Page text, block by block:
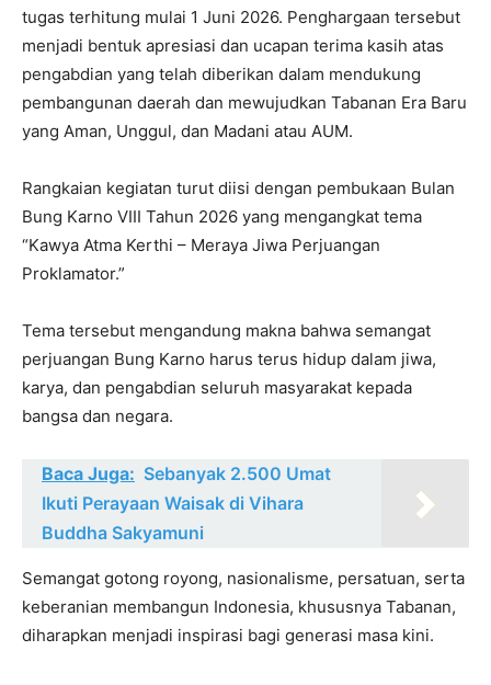
tugas terhitung mulai 1 Juni 2026. Penghargaan tersebut
menjadi bentuk apresiasi dan ucapan terima kasih atas
pengabdian yang telah diberikan dalam mendukung
pembangunan daerah dan mewujudkan Tabanan Era Baru
yang Aman, Unggul, dan Madani atau AUM.
Rangkaian kegiatan turut diisi dengan pembukaan Bulan
Bung Karno VIII Tahun 2026 yang mengangkat tema
“Kawya Atma Kerthi – Meraya Jiwa Perjuangan
Proklamator.”
Tema tersebut mengandung makna bahwa semangat
perjuangan Bung Karno harus terus hidup dalam jiwa,
karya, dan pengabdian seluruh masyarakat kepada
bangsa dan negara.
Baca Juga: Sebanyak 2.500 Umat
Ikuti Perayaan Waisak di Vihara
Buddha Sakyamuni
Semangat gotong royong, nasionalisme, persatuan, serta
keberanian membangun Indonesia, khususnya Tabanan,
diharapkan menjadi inspirasi bagi generasi masa kini.